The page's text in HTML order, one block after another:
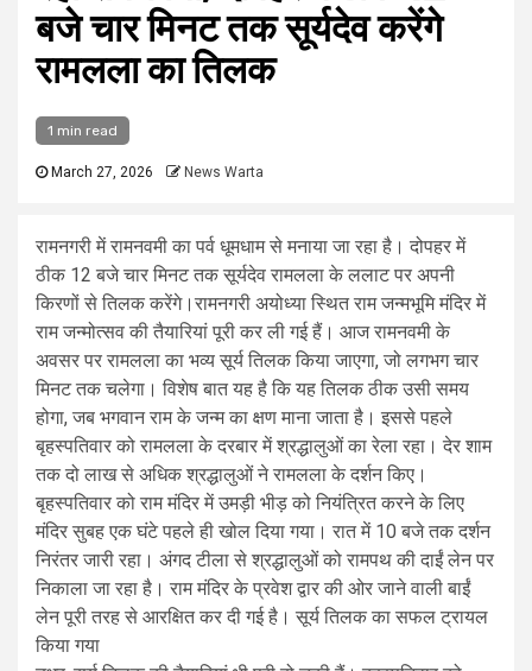
बजे चार मिनट तक सूर्यदेव करेंगे
रामलला का तिलक
1 min read
March 27, 2026 News Warta
रामनगरी में रामनवमी का पर्व धूमधाम से मनाया जा रहा है। दोपहर में
ठीक 12 बजे चार मिनट तक सूर्यदेव रामलला के ललाट पर अपनी
किरणों से तिलक करेंगे।रामनगरी अयोध्या स्थित राम जन्मभूमि मंदिर में
राम जन्मोत्सव की तैयारियां पूरी कर ली गई हैं। आज रामनवमी के
अवसर पर रामलला का भव्य सूर्य तिलक किया जाएगा, जो लगभग चार
मिनट तक चलेगा। विशेष बात यह है कि यह तिलक ठीक उसी समय
होगा, जब भगवान राम के जन्म का क्षण माना जाता है। इससे पहले
बृहस्पतिवार को रामलला के दरबार में श्रद्धालुओं का रेला रहा। देर शाम
तक दो लाख से अधिक श्रद्धालुओं ने रामलला के दर्शन किए।
बृहस्पतिवार को राम मंदिर में उमड़ी भीड़ को नियंत्रित करने के लिए
मंदिर सुबह एक घंटे पहले ही खोल दिया गया। रात में 10 बजे तक दर्शन
निरंतर जारी रहा। अंगद टीला से श्रद्धालुओं को रामपथ की दाईं लेन पर
निकाला जा रहा है। राम मंदिर के प्रवेश द्वार की ओर जाने वाली बाईं
लेन पूरी तरह से आरक्षित कर दी गई है। सूर्य तिलक का सफल ट्रायल
किया गया